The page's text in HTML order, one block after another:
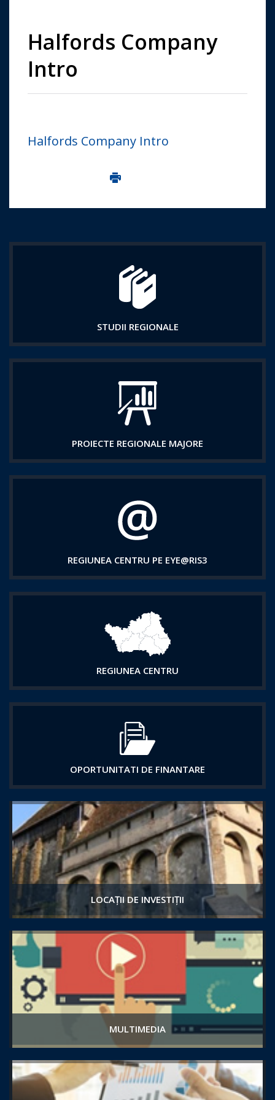
Halfords Company
Intro
Halfords Company Intro
Imprima aceasta pagina
STUDII REGIONALE
PROIECTE REGIONALE MAJORE
REGIUNEA CENTRU PE EYE@RIS3
REGIUNEA CENTRU
OPORTUNITATI DE FINANTARE
LOCAȚII DE INVESTIȚII
MULTIMEDIA